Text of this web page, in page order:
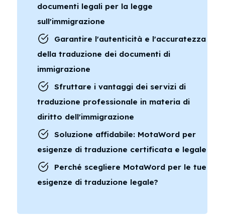
documenti legali per la legge
sull'immigrazione
Garantire l'autenticità e l'accuratezza
della traduzione dei documenti di
immigrazione
Sfruttare i vantaggi dei servizi di
traduzione professionale in materia di
diritto dell'immigrazione
Soluzione affidabile: MotaWord per
esigenze di traduzione certificata e legale
Perché scegliere MotaWord per le tue
esigenze di traduzione legale?